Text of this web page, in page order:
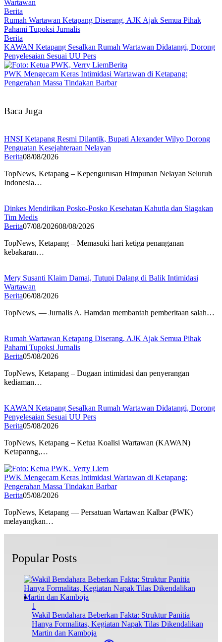
Wartawan
Berita
Rumah Wartawan Ketapang Diserang, AJK Ajak Semua Pihak
Pahami Tupoksi Jurnalis
Berita
KAWAN Ketapang Sesalkan Rumah Wartawan Didatangi, Dorong
Penyelesaian Sesuai UU Pers
Berita
PWK Mengecam Keras Intimidasi Wartawan di Ketapang:
Pengerahan Massa Tindakan Barbar
Baca Juga
HNSI Ketapang Resmi Dilantik, Bupati Alexander Wilyo Dorong
Penguatan Kesejahteraan Nelayan
Berita08/08/2026
TopNews, Ketapang – Kepengurusan Himpunan Nelayan Seluruh
Indonesia…
Dinkes Mendirikan Posko-Posko Kesehatan Kahutla dan Siagakan
Tim Medis
Berita07/08/202608/08/2026
TopNews, Ketapang – Memasuki hari ketiga penanganan
kebakaran…
Mery Susanti Klaim Damai, Tutupi Dalang di Balik Intimidasi
Wartawan
Berita06/08/2026
TopNews, — Jurnalis A. Hamdan membantah pemberitaan salah…
Rumah Wartawan Ketapang Diserang, AJK Ajak Semua Pihak
Pahami Tupoksi Jurnalis
Berita05/08/2026
TopNews, Ketapang – Dugaan intimidasi dan penyerangan
kediaman…
KAWAN Ketapang Sesalkan Rumah Wartawan Didatangi, Dorong
Penyelesaian Sesuai UU Pers
Berita05/08/2026
TopNews, Ketapang – Ketua Koalisi Wartawan (KAWAN)
Ketapanng,…
PWK Mengecam Keras Intimidasi Wartawan di Ketapang:
Pengerahan Massa Tindakan Barbar
Berita05/08/2026
TopNews, Ketapang — Persatuan Wartawan Kalbar (PWK)
melayangkan…
Popular Posts
1
Wakil Bendahara Beberkan Fakta: Struktur Panitia
Hanya Formalitas, Kegiatan Napak Tilas Dikendalikan
Martin dan Kamboja